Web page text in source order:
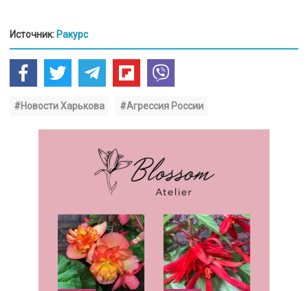
Источник: Ракурс
#Новости Харькова #Агрессия России